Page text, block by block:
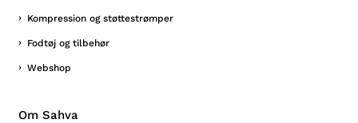
Kompression og støttestrømper
Fodtøj og tilbehør
Webshop
Om Sahva